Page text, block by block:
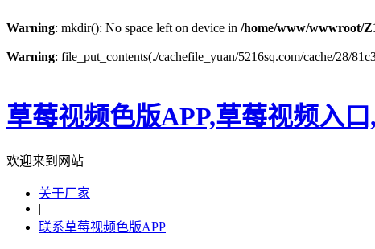
Warning: mkdir(): No space left on device in /home/www/wwwroot/
Warning: file_put_contents(./cachefile_yuan/5216sq.com/cache/28/
草莓视频色版APP,草莓视频入
欢迎来到网站
关于厂家
|
联系草莓视频色版APP